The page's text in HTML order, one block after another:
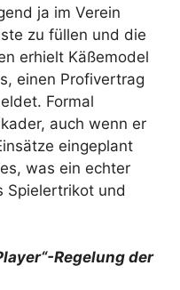
ja im Verein
zu füllen und die
erhielt Käßemodel
einen Profivertrag
Formal
auch wenn er
eingeplant
was ein echter
Spielertrikot und
Regelung der